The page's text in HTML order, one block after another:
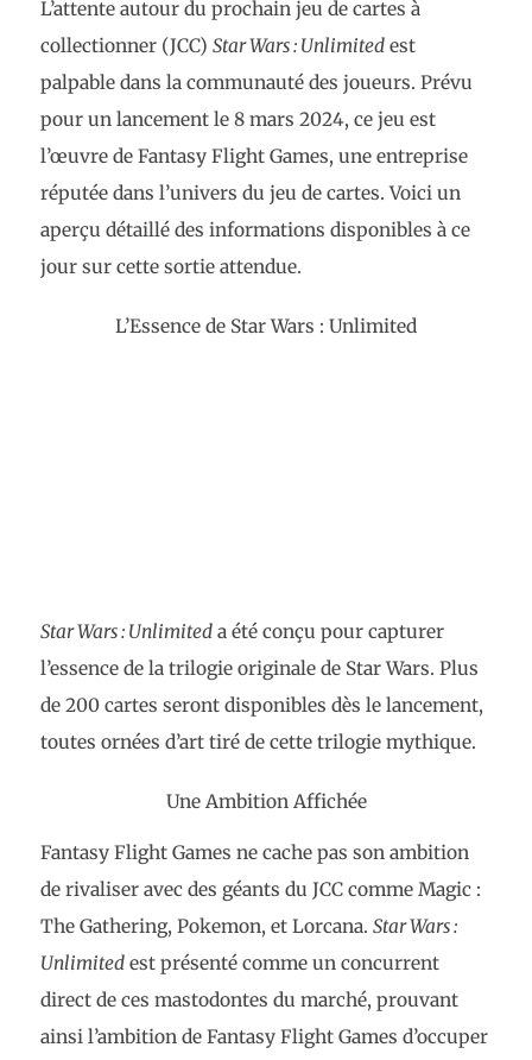
L’attente autour du prochain jeu de cartes à
collectionner (JCC) Star Wars : Unlimitedest
palpable dans la communauté des joueurs. Prévu
pour un lancement le 8 mars 2024, ce jeu est
l’œuvre de Fantasy Flight Games, une entreprise
réputée dans l’univers du jeu de cartes. Voici un
aperçu détaillé des informations disponibles à ce
jour sur cette sortie attendue.
L’Essence de Star Wars : Unlimited
Star Wars : Unlimiteda été conçu pour capturer
l’essence de la trilogie originale de Star Wars. Plus
de 200 cartes seront disponibles dès le lancement,
toutes ornées d’art tiré de cette trilogie mythique​.
Une Ambition Affichée
Fantasy Flight Games ne cache pas son ambition
de rivaliser avec des géants du JCC comme Magic :
The Gathering, Pokemon, et Lorcana. Star Wars :
Unlimitedest présenté comme un concurrent
direct de ces mastodontes du marché, prouvant
ainsi l’ambition de Fantasy Flight Games d’occuper